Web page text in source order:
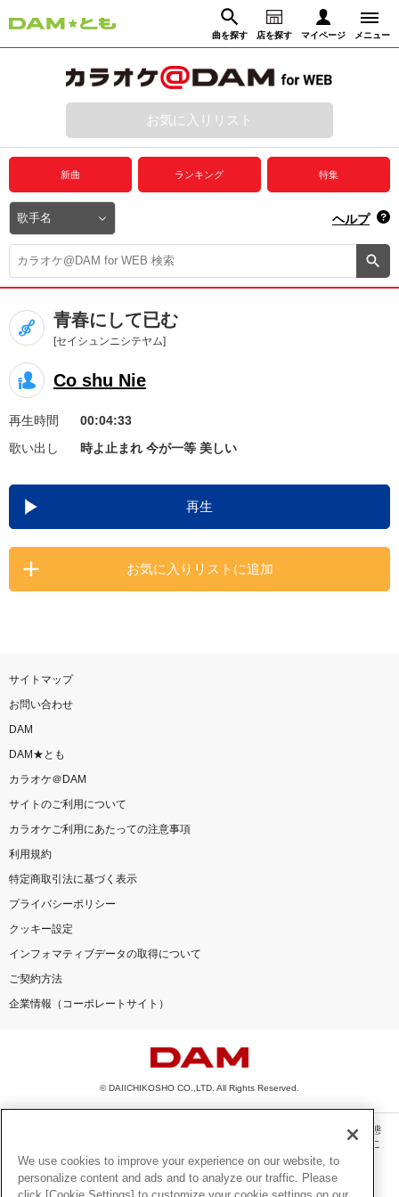
曲を探す 店を探す マイページ メニュー
動画からさがす 録音からさがす
ログイン
プレミアムサービス
DAM★とも動画
DAM★とも録音
カラオケ＠DAM
ユーザー検索
キャンペーン
お知らせ よくあるご質問
DAMの新曲・ランキングなど
カラオケ最新情報をチェック！
お気に入りリスト
新曲 ランキング 特集
ヘルプ
青春にして已む
[セイシュンニシテヤム]
Co shu Nie
再生時間
00:04:33
歌い出し
時よ止まれ 今が一等 美しい
再生
お気に入りリストに追加
サイトマップ
お問い合わせ
DAM
DAM★とも
カラオケ＠DAM
サイトのご利用について
カラオケご利用にあたっての注意事項
利用規約
特定商取引法に基づく表示
プライバシーポリシー
クッキー設定
インフォマティブデータの取得について
ご契約方法
企業情報（コーポレートサイト）
© DAIICHIKOSHO CO.,LTD. All Rights Reserved.
このサイトに掲載されている一切の文章・画像・写真・動画・音声等を、手段や形態
を問わず、著作権法の定める範囲を超えて無断で複製、転載、ファイル化などするこ
とを禁じます。
楽曲及びコンテンツは、機種によりご利用いただけない場合があります。
We use cookies to improve your experience on our website, to
personalize content and ads and to analyze our traffic. Please